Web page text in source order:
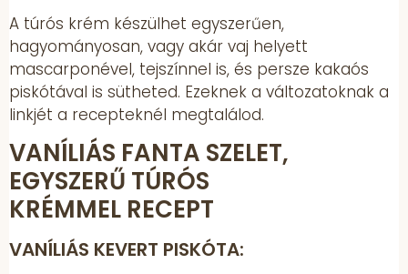
A túrós krém készülhet egyszerűen,
hagyományosan, vagy akár vaj helyett
mascarponével, tejszínnel is, és persze kakaós
piskótával is sütheted. Ezeknek a változatoknak a
linkjét a recepteknél megtalálod.
VANÍLIÁS FANTA SZELET,
EGYSZERŰ TÚRÓS
KRÉMMEL RECEPT
VANÍLIÁS KEVERT PISKÓTA: